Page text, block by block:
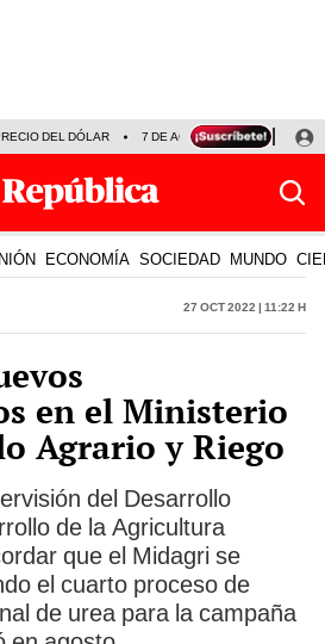
DEL DÓLAR 7 DE AGOSTO OLLANTA
ECONOMÍA SOCIEDAD MUNDO
27 Oct 2022 | 11:22 h
en el Ministerio
Agrario y Riego
del Desarrollo
de la Agricultura
que el Midagri se
el cuarto proceso de
de urea para la campaña